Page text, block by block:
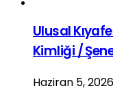
Ulusal
Kimliği /
Haziran 5, 2026